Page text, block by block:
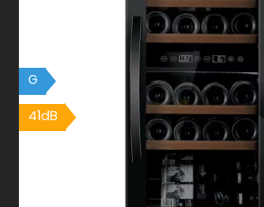
G
41dB
41dB